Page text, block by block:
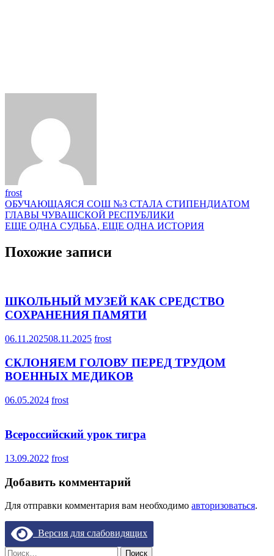
frost
Навигация
по
ОБУЧАЮЩАЯСЯ СОШ №3 СТАЛА СТИПЕНДИАТОМ
ГЛАВЫ ЧУВАШСКОЙ РЕСПУБЛИКИ
ЕЩЕ ОДНА СУДЬБА, ЕЩЕ ОДНА ИСТОРИЯ
Похожие записи
ШКОЛЬНЫЙ МУЗЕЙ КАК СРЕДСТВО
СОХРАНЕНИЯ ПАМЯТИ
06.11.202508.11.2025 frost
СКЛОНЯЕМ ГОЛОВУ ПЕРЕД ТРУДОМ
ВОЕННЫХ МЕДИКОВ
06.05.2024 frost
Всероссийский урок тигра
13.09.2022 frost
Добавить комментарий
Для отправки комментария вам необходимо авторизоваться.
Версия для слабовидящих
Найти: